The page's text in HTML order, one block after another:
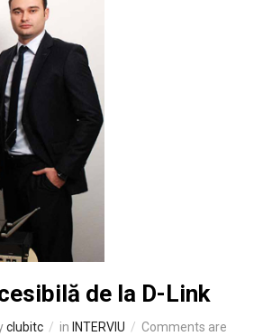
de la D-Link
clubitc in INTERVIU
Comments are